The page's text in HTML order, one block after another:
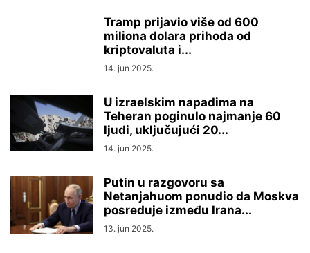
Tramp prijavio više od 600
miliona dolara prihoda od
kriptovaluta i...
14. jun 2025.
U izraelskim napadima na
Teheran poginulo najmanje 60
ljudi, uključujući 20...
14. jun 2025.
Putin u razgovoru sa
Netanjahuom ponudio da Moskva
posreduje između Irana...
13. jun 2025.